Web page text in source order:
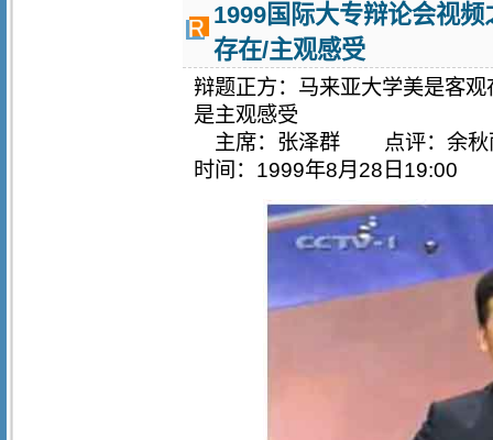
1999国际大专辩论会视
存在/主观感受
辩题正方：马来亚大学美是客
是主观感受
主席：张泽群 点评：
时间：1999年8月28日